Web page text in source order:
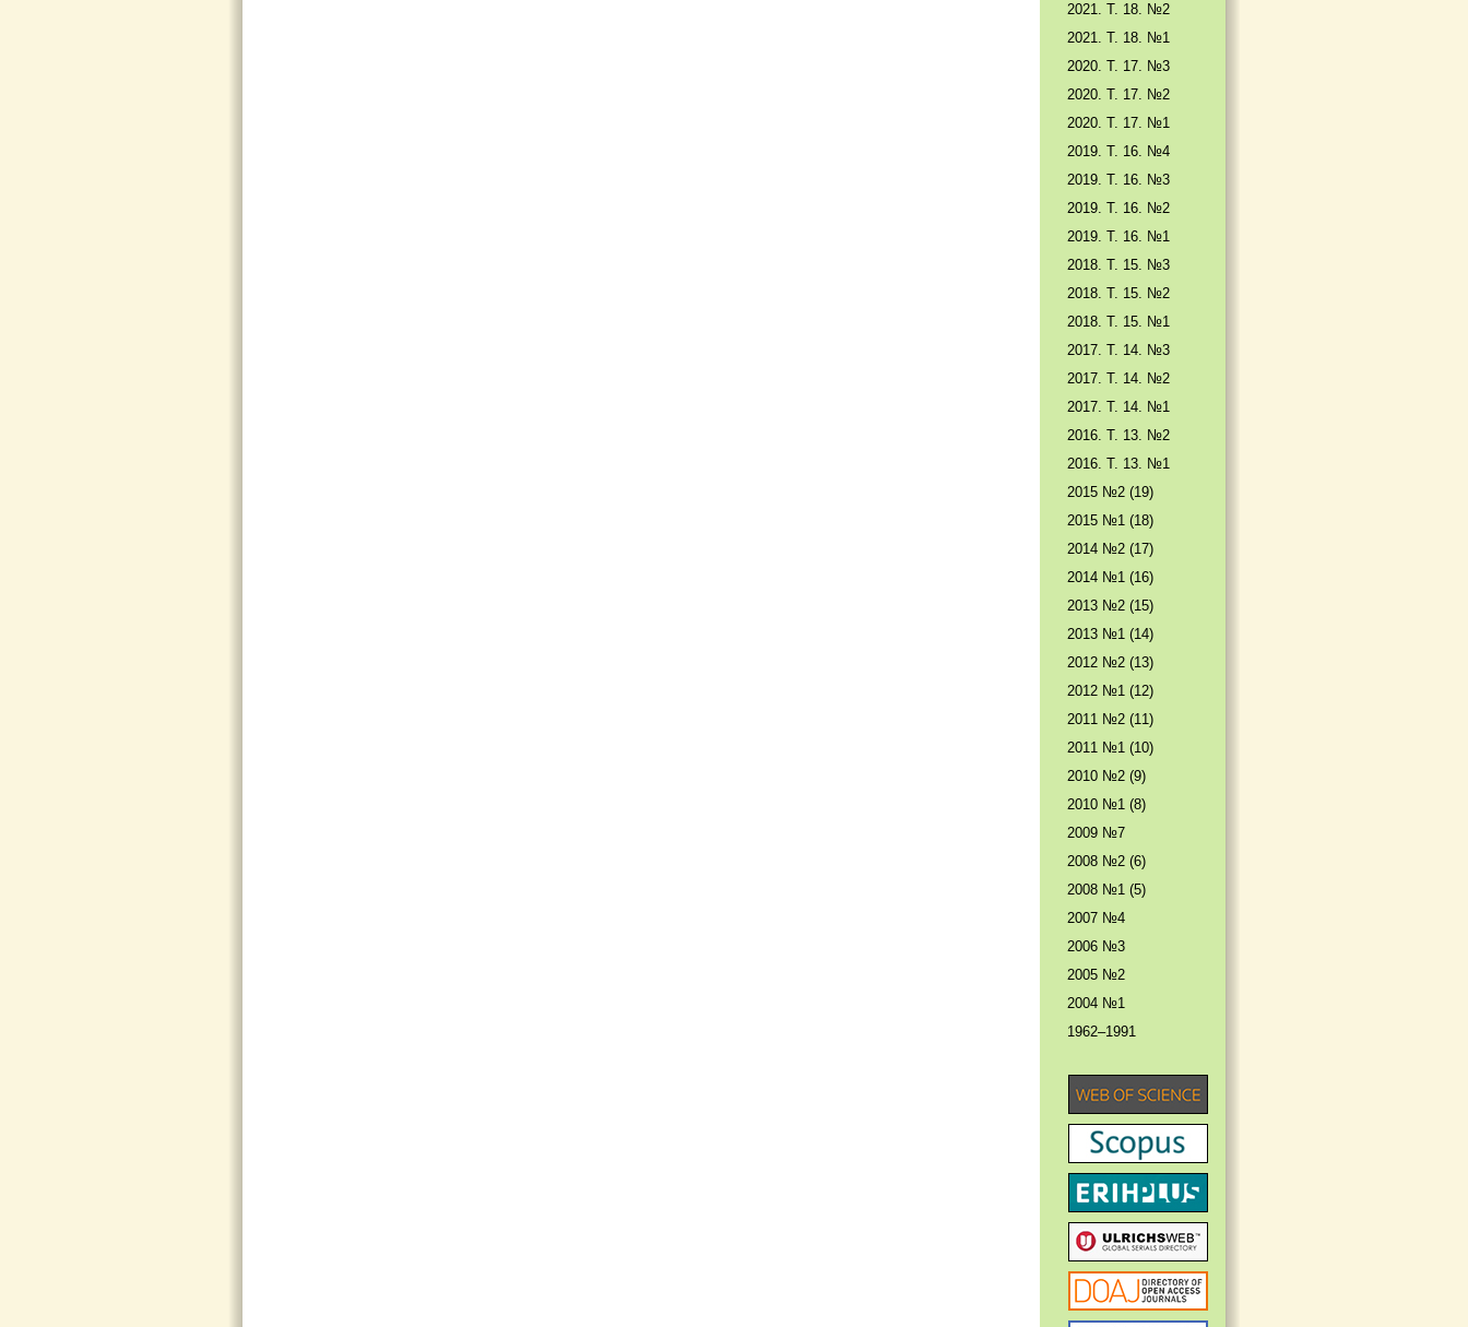
2021. Т. 18. №2
2021. Т. 18. №1
2020. Т. 17. №3
2020. Т. 17. №2
2020. Т. 17. №1
2019. Т. 16. №4
2019. Т. 16. №3
2019. Т. 16. №2
2019. Т. 16. №1
2018. Т. 15. №3
2018. Т. 15. №2
2018. Т. 15. №1
2017. T. 14. №3
2017. T. 14. №2
2017. T. 14. №1
2016. T. 13. №2
2016. T. 13. №1
2015 №2 (19)
2015 №1 (18)
2014 №2 (17)
2014 №1 (16)
2013 №2 (15)
2013 №1 (14)
2012 №2 (13)
2012 №1 (12)
2011 №2 (11)
2011 №1 (10)
2010 №2 (9)
2010 №1 (8)
2009 №7
2008 №2 (6)
2008 №1 (5)
2007 №4
2006 №3
2005 №2
2004 №1
1962–1991